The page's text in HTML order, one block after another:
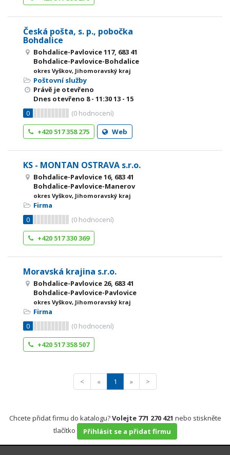
Česká pošta, s. p., pobočka
Bohdalice
Bohdalice-Pavlovice 117, 683 41
Bohdalice-Pavlovice-Bohdalice
okres Vyškov, Jihomoravský kraj
Poštovní služby
Právě je otevřeno
Dnes otevřeno 8 - 11:3013 - 15
0
(0 hodnocení)
+420 517 358 275
Web
KS - MONTAN OSTRAVA s.r.o.
Bohdalice-Pavlovice 16, 683 41
Bohdalice-Pavlovice-Manerov
okres Vyškov, Jihomoravský kraj
Firma
0
(0 hodnocení)
+420 517 330 369
Moravská krajina s.r.o.
Bohdalice-Pavlovice 26, 683 41
Bohdalice-Pavlovice-Pavlovice
okres Vyškov, Jihomoravský kraj
Firma
0
(0 hodnocení)
+420 517 358 507
< « 1 » >
Chcete přidat firmu do katalogu?Volejte 771 270 421 nebo stiskněte
tlačítko
Přihlásit se a přidat firmu